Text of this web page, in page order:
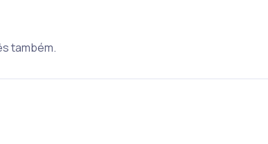
também.